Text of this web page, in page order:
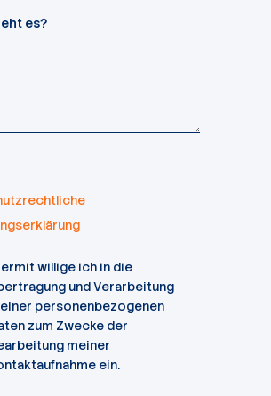
es?
willige ich in die
und Verarbeitung
personenbezogenen
zum Zwecke der
meiner
ein.